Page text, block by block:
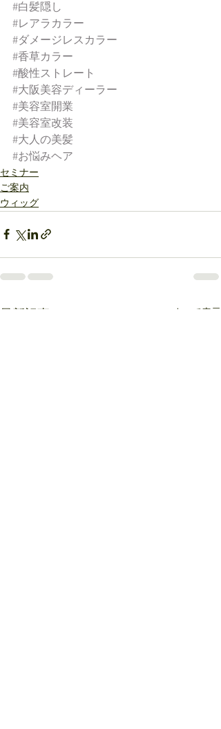
#白髪隠し
#レアラカラー
#ダメージレスカラー
#香草カラー
#酸性ストレート
#大阪美容ディーラー
#美容室開業
#美容室改装
#大人の美髪
#お悩みヘア
セミナー
ご案内
ウィッグ
すべて表示